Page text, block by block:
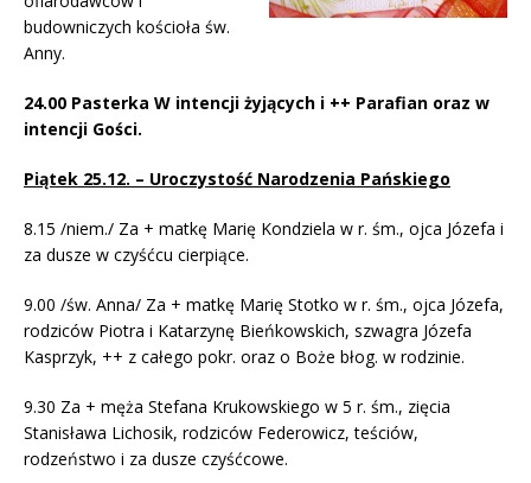
budowniczych kościoła św.
Anny.
24.00 Pasterka W intencji żyjących i ++ Parafian oraz w
intencji Gości.
Piątek 25.12. – Uroczystość Narodzenia Pańskiego
8.15 /niem./ Za + matkę Marię Kondziela w r. śm., ojca Józefa i
za dusze w czyśćcu cierpiące.
9.00 /św. Anna/ Za + matkę Marię Stotko w r. śm., ojca Józefa,
rodziców Piotra i Katarzynę Bieńkowskich, szwagra Józefa
Kasprzyk, ++ z całego pokr. oraz o Boże błog. w rodzinie.
9.30 Za + męża Stefana Krukowskiego w 5 r. śm., zięcia
Stanisława Lichosik, rodziców Federowicz, teściów,
rodzeństwo i za dusze czyśćcowe.